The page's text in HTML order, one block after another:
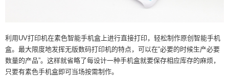
利用UV打印机在素色智能手机盒上进行直接打印，轻松制作原创智能手机
盒。最大限度地发挥无版数码打印机的特点，可以在“必要的时候生产必要
数量的产品”。这样就省略了每设计一种手机盒就要保存相应库存的麻烦，
只要有素色手机盒即可当场按需制作。